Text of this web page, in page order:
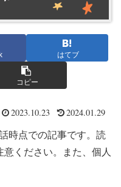
はてブ
コピー
2023.10.23 2024.01.29
時点での記事です。読
ください。また、個人